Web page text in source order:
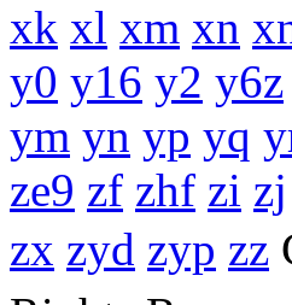
xk xl xm xn
y0 y16 y2 y6z
ym yn yp yq
ze9 zf zhf zi zj
zx zyd zyp zz